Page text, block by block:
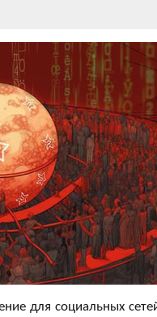
для социальных